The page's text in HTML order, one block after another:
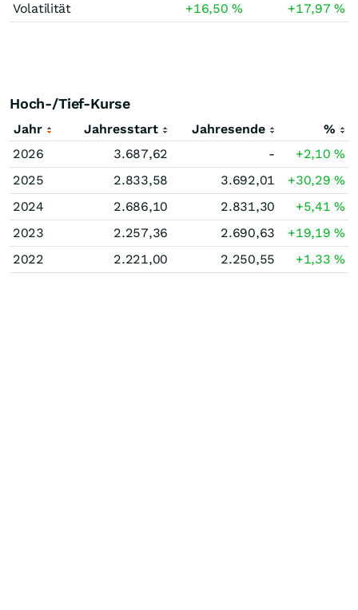
Volatilität
+16,50% +17,97%
Hoch-/Tief-Kurse
Jahr Jahresstart Jahresende
%
2026
3.687,62 - +2,10%
2025
2.833,58 3.692,01 +30,29%
2024
2.686,10 2.831,30 +5,41%
2023
2.257,36 2.690,63 +19,19%
2022
2.221,00 2.250,55 +1,33%